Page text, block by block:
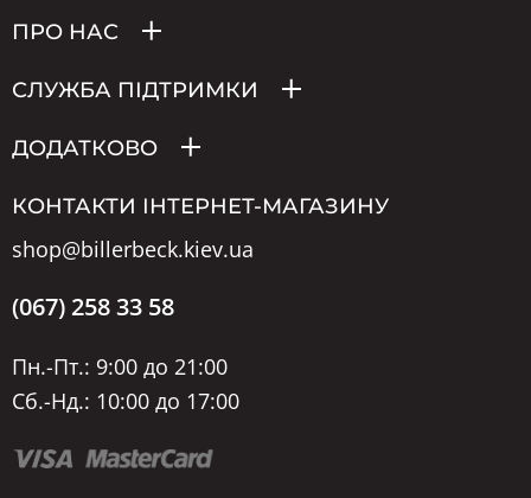
ПРО НАС
СЛУЖБА ПІДТРИМКИ
ДОДАТКОВО
КОНТАКТИ ІНТЕРНЕТ-МАГАЗИНУ
shop@billerbeck.kiev.ua
(067) 258 33 58
Пн.-Пт.: 9:00 до 21:00
Сб.-Нд.: 10:00 до 17:00